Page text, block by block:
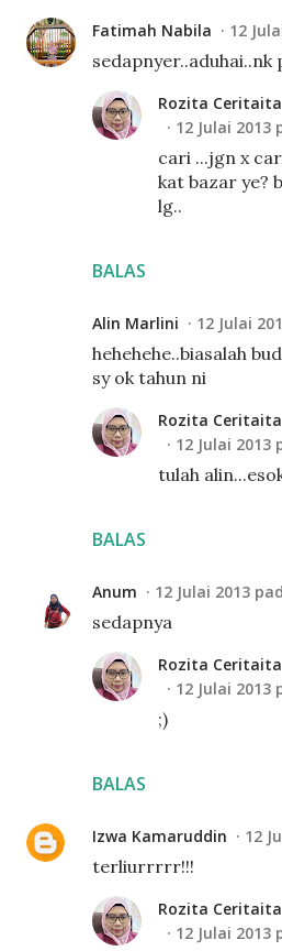
Fatimah Nabila 12
sedapnyer..aduhai..nk
BALAS
Rozita Ceritaita
12 Julai 2013
cari ...jgn x
kat bazar ye?
lg..
Alin Marlini 12 Julai
hehehehe..biasalah
sy ok tahun ni
BALAS
Rozita Ceritaita
12 Julai 2013
tulah
Anum 12 Julai 2013
sedapnya
BALAS
Rozita Ceritaita
12 Julai 2013
;)
Izwa Kamaruddin 12
terliurrrrr!!!
Rozita Ceritaita
12 Julai 2013